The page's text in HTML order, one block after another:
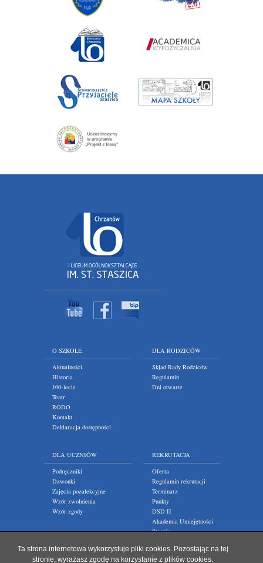
O SZKOLE
Aktualności
Historia
100-lecie
Teatr
RODO
Kontakt
Deklaracja dostępności
DLA RODZICÓW
Skład Rady Rodziców
Regulamin
Dni otwarte
DLA UCZNIÓW
Podręczniki
Dzwonki
Zajęcia pozalekcyjne
Wzór zwolnienia
Wzór zgody
REKRUTACJA
Oferta
Regulamin rekrutacji
Terminarz
Punkty
DSD II
Akademia Umiejętności
Staszic
Ta strona internetowa wykorzystuje pliki cookies. Pozostając na tej
stronie, wyrażasz zgodę na korzystanie z plików cookies.